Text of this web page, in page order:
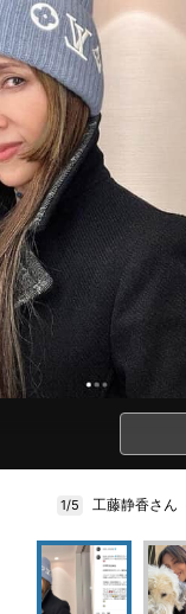
1/5 工藤静香さん